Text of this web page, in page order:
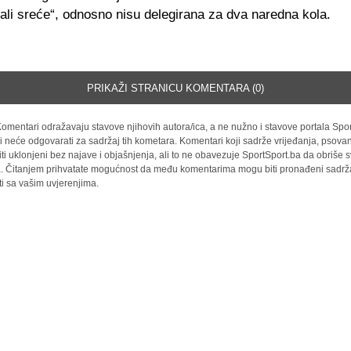
sreće“, odnosno nisu delegirana za dva naredna kola.
PRIKAŽI STRANICU KOMENTARA (0)
odražavaju stavove njihovih autora/ica, a ne nužno i stavove portala
neće odgovarati za sadržaj tih kometara. Komentari koji sadrže vrijeđanja,
uklonjeni bez najave i objašnjenja, ali to ne obavezuje SportSport.ba da obriše
Čitanjem prihvatate mogućnost da među komentarima mogu biti pronađeni
sa vašim uvjerenjima.